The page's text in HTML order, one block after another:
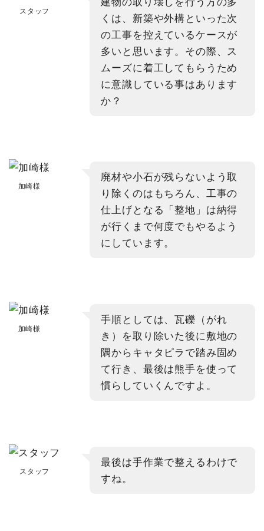
スタッフ
くは、新築や外構といった次
の工事を控えているケースが
多いと思います。その際、ス
ムーズに着工してもらうため
に意識している事はあります
か？
加崎様
廃材や小石が残らないよう取
り除くのはもちろん、工事の
仕上げとなる「整地」は納得
が行くまで何度でもやるよう
にしています。
加崎様
手順としては、瓦礫（がれ
き）を取り除いた後に敷地の
隅からキャタピラで踏み固め
て行き、最後は熊手を使って
慣らしていくんですよ。
スタッフ
最後は手作業で整えるわけで
すね。